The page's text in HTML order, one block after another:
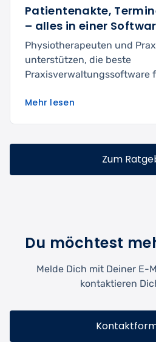
Patientenakte,
– alles in einer
Physiotherapeuten und
unterstützen, die beste
Praxisverwaltungssoftware
Mehr lesen
Zum
Du möchtest
Melde Dich mit Deiner E-
kontaktieren